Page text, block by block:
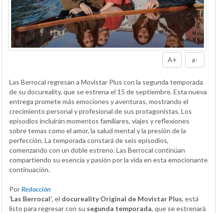
A+ a-
Las Berrocal regresan a Movistar Plus con la segunda temporada
de su docureality, que se estrena el 15 de septiembre. Esta nueva
entrega promete más emociones y aventuras, mostrando el
crecimiento personal y profesional de sus protagonistas. Los
episodios incluirán momentos familiares, viajes y reflexiones
sobre temas como el amor, la salud mental y la presión de la
perfección. La temporada constará de seis episodios,
comenzando con un doble estreno. Las Berrocal continúan
compartiendo su esencia y pasión por la vida en esta emocionante
continuación.
PorRedacción
‘Las Berrocal’, el docureality Original de Movistar Plus, está
listo para regresar con su segunda temporada, que se estrenará